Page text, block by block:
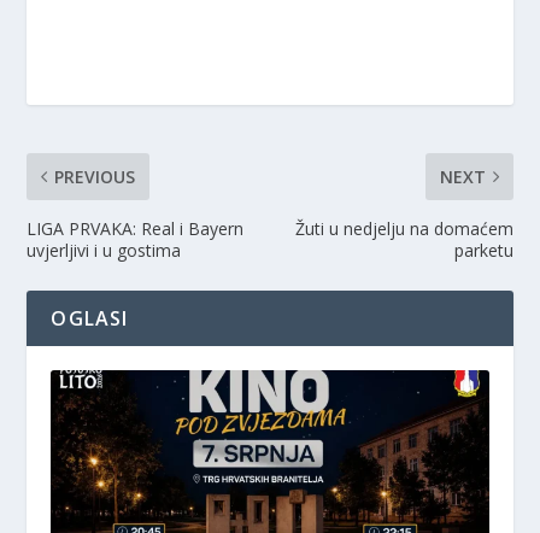
PREVIOUS
LIGA PRVAKA: Real i Bayern
uvjerljivi i u gostima
NEXT
Žuti u nedjelju na domaćem
parketu
OGLASI